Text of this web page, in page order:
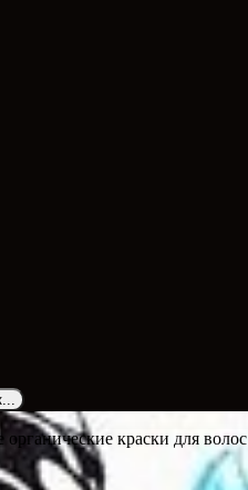
краски для волос